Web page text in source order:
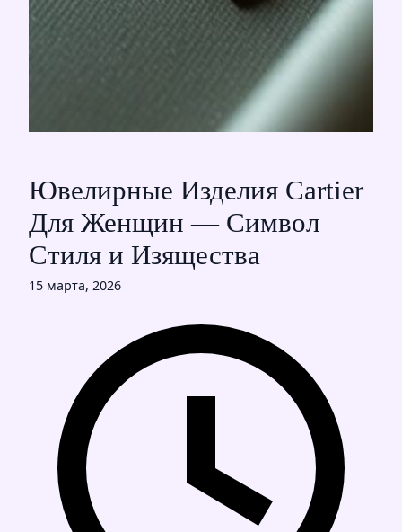
Ювелирные Изделия Cartier
Для Женщин — Символ
Стиля и Изящества
15 марта, 2026